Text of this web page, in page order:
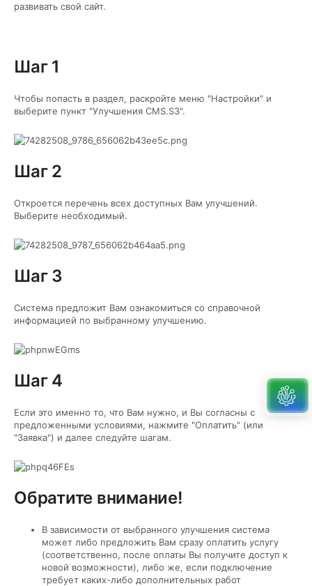
развивать свой сайт.
Шаг 1
Чтобы попасть в раздел, раскройте меню "Настройки" и
выберите пункт "Улучшения CMS.S3".
Шаг 2
Откроется перечень всех доступных Вам улучшений.
Выберите необходимый.
Шаг 3
Система предложит Вам ознакомиться со справочной
информацией по выбранному улучшению.
Шаг 4
Если это именно то, что Вам нужно, и Вы согласны с
предложенными условиями, нажмите "Оплатить" (или
"Заявка") и далее следуйте шагам.
Обратите внимание!
В зависимости от выбранного улучшения система
может либо предложить Вам сразу оплатить услугу
(соответственно, после оплаты Вы получите доступ к
новой возможности), либо же, если подключение
требует каких-либо дополнительных работ